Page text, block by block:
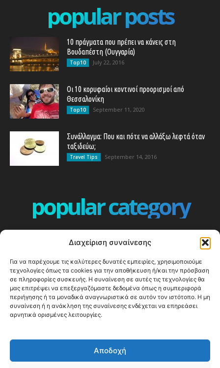
Διαχείριση συναίνεσης
Για να παρέχουμε τις καλύτερες δυνατές εμπειρίες, χρησιμοποιούμε
τεχνολογίες όπως τα cookies για την αποθήκευση ή/και την πρόσβαση
σε πληροφορίες συσκευής. Η συναίνεση σε αυτές τις τεχνολογίες θα
μας επιτρέψει να επεξεργαζόμαστε δεδομένα όπως η συμπεριφορά
περιήγησης ή τα μοναδικά αναγνωριστικά σε αυτόν τον ιστότοπο. Η μη
συναίνεση ή η ανάκληση της συναίνεσης ενδέχεται να επηρεάσει
αρνητικά ορισμένες λειτουργίες.
Αποδοχή
popular posts
10 πράγματα που πρέπει να κάνεις στη
Βουδαπέστη (Ουγγαρία)
Top10 July 22, 2016
Οι 10 κορυφαίοι κοντινοί προορισμοί από
Θεσσαλονίκη
Top10 September 11, 2020
Συνάλλαγμα: Που και πότε να αλλάξω λεφτά όταν
ταξιδεύω;
Travel Tips September 14, 2016
popular category
360
ΕΥΡΩΠΗ
332
ΚΟΣΜΟΣ - WORLD
328
Top10
303
Cool spots
ΝΗΣΙΑ
247